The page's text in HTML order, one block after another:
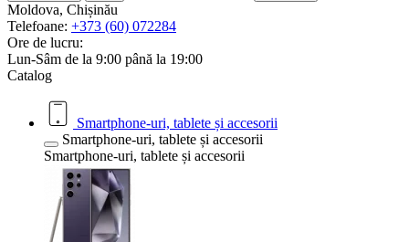
Moldova, Chișinău
Telefoane: +373 (60) 072284
Ore de lucru:
Lun-Sâm de la 9:00 până la 19:00
Catalog
Smartphone-uri, tablete și accesorii
Smartphone-uri, tablete și accesorii
Smartphone-uri, tablete și accesorii